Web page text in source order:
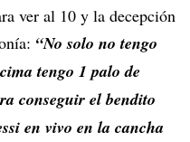
ver al 10 y la decepción
“No solo no tengo
tengo 1 palo de
conseguir el bendito
en vivo en la cancha